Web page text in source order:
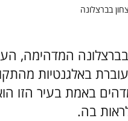
המדהימה,
באלגנטיות
באמת בעיר הזו
בה.